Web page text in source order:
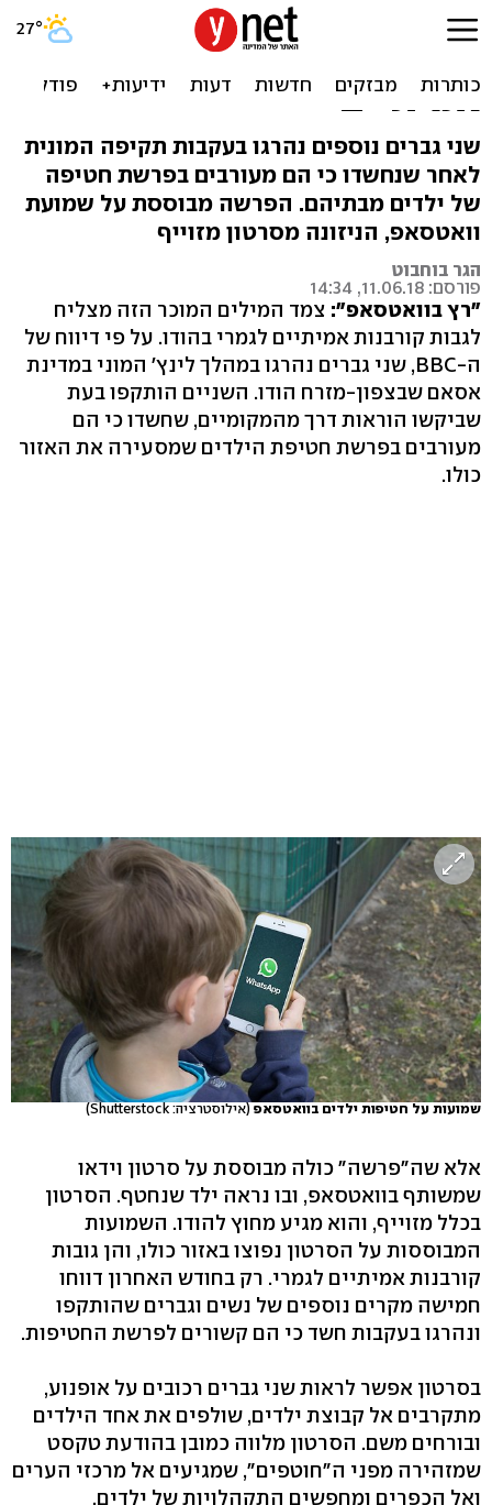
הודו: חרושת שמועות
בוואטסאפ גובה קורבנות
אמיתיים
שני גברים נוספים נהרגו בעקבות תקיפה המונית
לאחר שנחשדו כי הם מעורבים בפרשת חטיפה
של ילדים מבתיהם. הפרשה מבוססת על שמועת
וואטסאפ, הניזונה מסרטון מזוייף
הגר בוחבוט
פורסם: 11.06.18, 14:34
"רץ בוואטסאפ": צמד המילים המוכר הזה מצליח
לגבות קורבנות אמיתיים לגמרי בהודו. על פי דיווח של
ה-BBC, שני גברים נהרגו במהלך לינץ' המוני במדינת
אסאם שבצפון-מזרח הודו. השניים הותקפו בעת
שביקשו הוראות דרך מהמקומיים, שחשדו כי הם
מעורבים בפרשת חטיפת הילדים שמסעירה את האזור
כולו.
שמועות על חטיפות ילדים בוואטסאפ (אילוסטרציה: Shutterstock)
אלא שה"פרשה" כולה מבוססת על סרטון וידאו
שמשותף בוואטסאפ, ובו נראה ילד שנחטף. הסרטון
בכלל מזוייף, והוא מגיע מחוץ להודו. השמועות
המבוססות על הסרטון נפוצו באזור כולו, והן גובות
קורבנות אמיתיים לגמרי. רק בחודש האחרון דווחו
חמישה מקרים נוספים של נשים וגברים שהותקפו
ונהרגו בעקבות חשד כי הם קשורים לפרשת החטיפות.
בסרטון אפשר לראות שני גברים רכובים על אופנוע,
מתקרבים אל קבוצת ילדים, שולפים את אחד הילדים
ובורחים משם. הסרטון מלווה כמובן בהודעת טקסט
שמזהירה מפני ה"חוטפים", שמגיעים אל מרכזי הערים
ואל הכפרים ומחפשים התקהלויות של ילדים.